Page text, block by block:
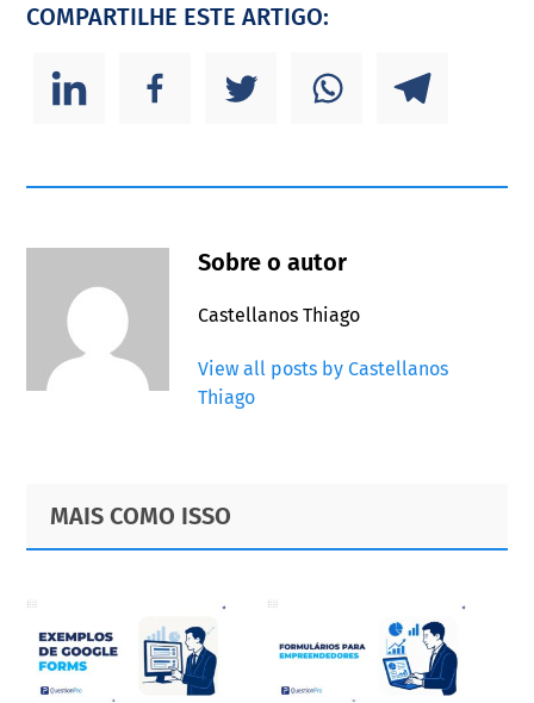
COMPARTILHE ESTE ARTIGO:
Sobre o autor
Castellanos Thiago
View all posts by Castellanos
Thiago
Primary
Sidebar
Footer
MAIS COMO ISSO